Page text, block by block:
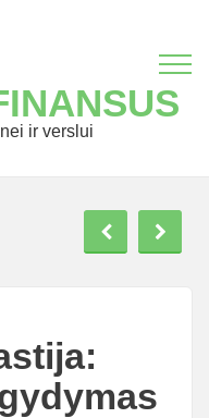
ir verslui